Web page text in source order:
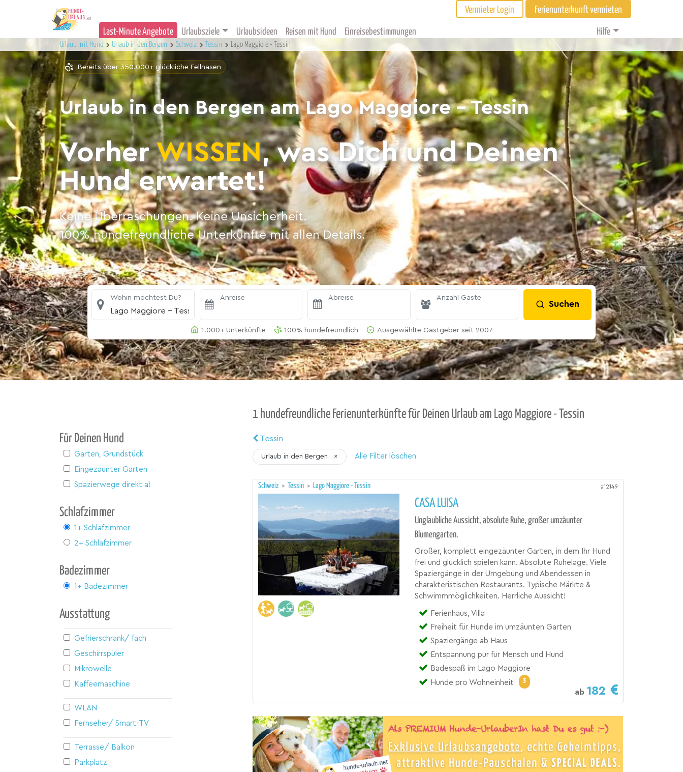
Vermieter Login Ferienunterkunft vermieten
Last-Minute Angebote Urlaubsziele Urlaubsideen Reisen mit Hund Einreisebestimmungen Hilfe
Urlaub mit Hund Urlaub in den Bergen Schweiz Tessin Lago Maggiore - Tessin
Bereits über 350.000+ glückliche Fellnasen
Urlaub in den Bergen am Lago Maggiore - Tessin
VorherWISSEN, was Dich und Deinen
Hund erwartet!
Keine Überraschungen. Keine Unsicherheit.
100% hundefreundliche Unterkünfte mit allen Details.
Wohin möchtest Du?
Lago Maggiore - Tessin
Anreise Abreise Anzahl Gäste
Suchen
1.000+ Unterkünfte 100% hundefreundlich Ausgewählte Gastgeber seit 2007
Für Deinen Hund
Garten, Grundstück
Eingezäunter Garten
Spazierwege direkt ab Haus
Schlafzimmer
1+ Schlafzimmer
2+ Schlafzimmer
Badezimmer
1+ Badezimmer
Ausstattung
Gefrierschrank/ fach
Geschirrspüler
Mikrowelle
Kaffeemaschine
WLAN
Fernseher/ Smart-TV
Terrasse/ Balkon
Parkplatz
1 hundefreundliche Ferienunterkünfte für Deinen Urlaub am Lago Maggiore - Tessin
Tessin
Urlaub in den Bergen × Alle Filter löschen
Schweiz > Tessin > Lago Maggiore - Tessin a12149
CASA LUISA
Unglaubliche Aussicht, absolute Ruhe, großer umzäunter
Blumengarten.
Großer, komplett eingezäunter Garten, in dem Ihr Hund
frei und glücklich spielen kann. Absolute Ruhelage. Viele
Spaziergänge in der Umgebung und Abendessen in
charakteristischen Restaurants. Typische Märkte &
Schwimmmöglichkeiten. Herrliche Aussicht!
Ferienhaus, Villa
Freiheit für Hunde im umzäunten Garten
Spaziergänge ab Haus
Entspannung pur für Mensch und Hund
Badespaß im Lago Maggiore
Hunde pro Wohneinheit
3
ab 182